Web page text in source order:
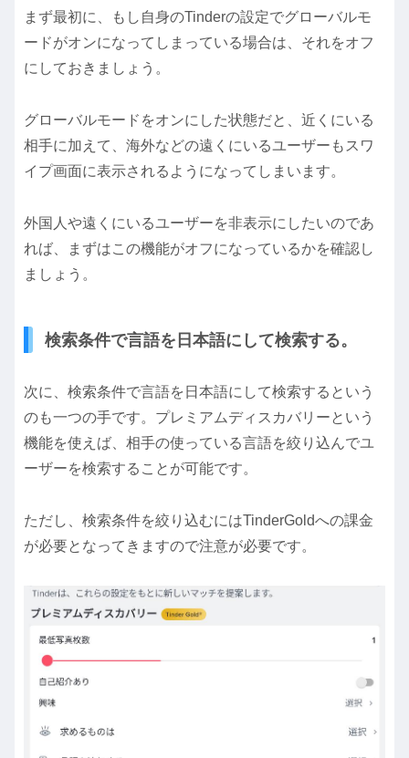
まず最初に、もし自身のTinderの設定でグローバルモ
ードがオンになってしまっている場合は、それをオフ
にしておきましょう。
グローバルモードをオンにした状態だと、近くにいる
相手に加えて、海外などの遠くにいるユーザーもスワ
イプ画面に表示されるようになってしまいます。
外国人や遠くにいるユーザーを非表示にしたいのであ
れば、まずはこの機能がオフになっているかを確認し
ましょう。
検索条件で言語を日本語にして検索する。
次に、検索条件で言語を日本語にして検索するという
のも一つの手です。プレミアムディスカバリーという
機能を使えば、相手の使っている言語を絞り込んでユ
ーザーを検索することが可能です。
ただし、検索条件を絞り込むにはTinderGoldへの課金
が必要となってきますので注意が必要です。